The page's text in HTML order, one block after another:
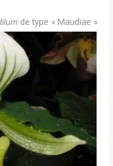
de type « Maudiae »